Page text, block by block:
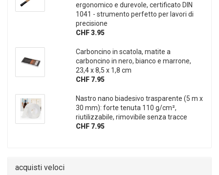
ergonomico e durevole, certificato DIN
1041 - strumento perfetto per lavori di
precisione
CHF 3.95
Carboncino in scatola, matite a
carboncino in nero, bianco e marrone,
23,4 x 8,5 x 1,8 cm
CHF 7.95
Nastro nano biadesivo trasparente (5 m x
30 mm): forte tenuta 110 g/cm²,
riutilizzabile, rimovibile senza tracce
CHF 7.95
acquisti veloci